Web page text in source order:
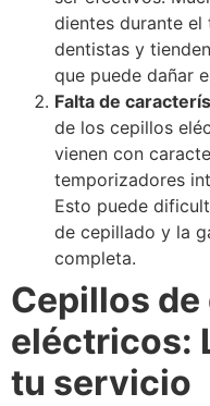
dientes durante
dentistas y
que puede dañar
Falta de
de los cepillos
vienen con
temporizadores
Esto puede
de cepillado y la
completa.
Cepillos
eléctricos:
tu servicio